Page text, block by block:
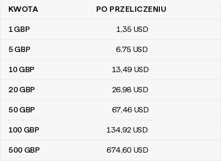
Tabela przeliczeń funta szterlinga na dolara amerykańskiego
KWOTA PO PRZELICZENIU
1GBP 1,35 USD
5 GBP 6,75 USD
10 GBP 13,49 USD
20 GBP 26,98 USD
50 GBP 67,46 USD
100 GBP 134,92 USD
500 GBP 674,60 USD